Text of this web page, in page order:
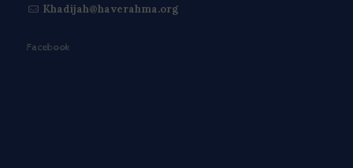
Khadijah@haverahma.org
Facebook